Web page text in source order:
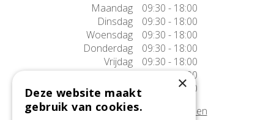
Maandag
09:30 - 18:00
Dinsdag
09:30 - 18:00
Woensdag
09:30 - 18:00
Donderdag
09:30 - 18:00
Vrijdag
09:30 - 18:00
Zaterdag
09:30 - 17:00
Zondag
10:00 - 17:00
Afwijkende openingstijden tonen
×
Deze website maakt
gebruik van cookies.